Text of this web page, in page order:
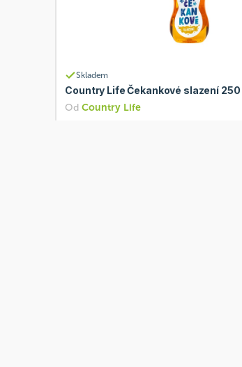
Skladem
Country Life Čekankové slazení 250
OdCountry Life